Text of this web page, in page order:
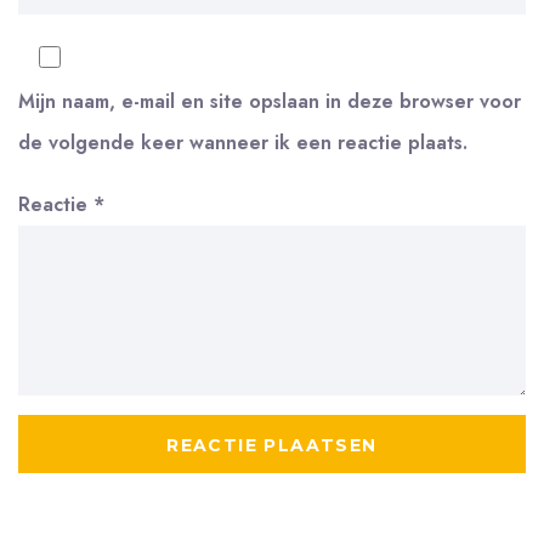
Mijn naam, e-mail en site opslaan in deze browser voor
de volgende keer wanneer ik een reactie plaats.
Reactie *